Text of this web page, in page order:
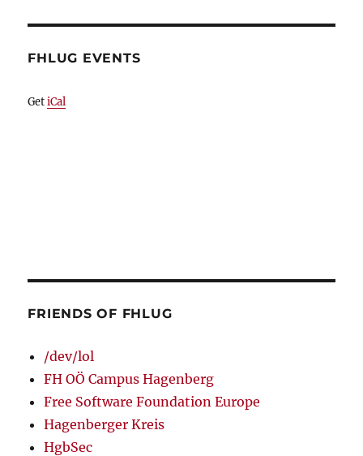
FHLUG EVENTS
GetiCal
FRIENDS OF FHLUG
/dev/lol
FH OÖ Campus Hagenberg
Free Software Foundation Europe
Hagenberger Kreis
HgbSec